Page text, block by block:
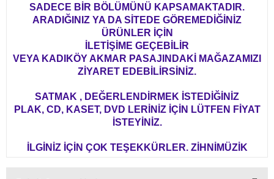
SADECE BİR BÖLÜMÜNÜ KAPSAMAKTADIR.
ARADIĞINIZ YA DA SİTEDE GÖREMEDİĞİNİZ
ÜRÜNLER İÇİN
İLETİŞİME GEÇEBİLİR
VEYA KADIKÖY AKMAR PASAJINDAKİ MAĞAZAMIZI
ZİYARET EDEBİLİRSİNİZ.
SATMAK , DEĞERLENDİRMEK İSTEDİĞİNİZ
PLAK, CD, KASET, DVD LERİNİZ İÇİN LÜTFEN FİYAT
İSTEYİNİZ.
İLGİNİZ İÇİN ÇOK TEŞEKKÜRLER. ZİHNİMÜZİK